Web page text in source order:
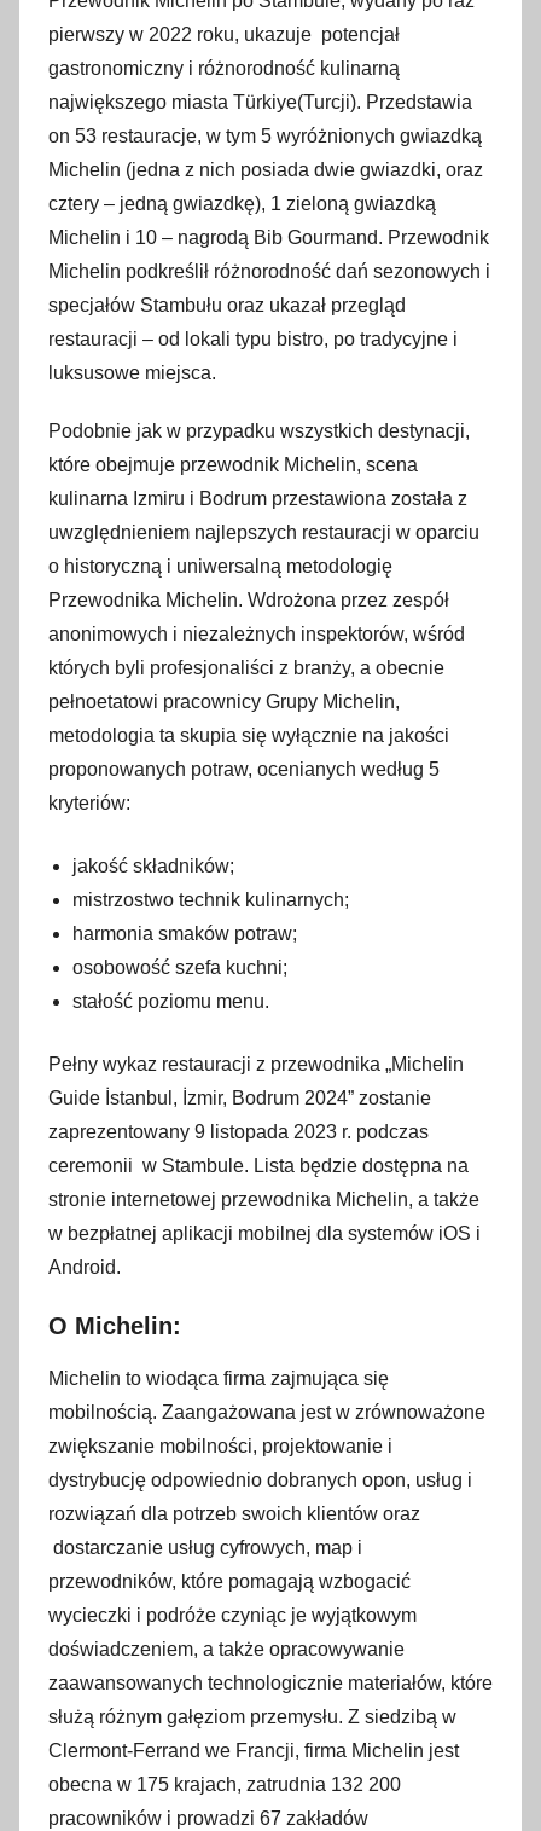
pierwszy w 2022 roku, ukazuje potencjał
gastronomiczny i różnorodność kulinarną
największego miasta Türkiye(Turcji). Przedstawia
on 53 restauracje, w tym 5 wyróżnionych gwiazdką
Michelin (jedna z nich posiada dwie gwiazdki, oraz
cztery – jedną gwiazdkę), 1 zieloną gwiazdką
Michelin i 10 – nagrodą Bib Gourmand. Przewodnik
Michelin podkreślił różnorodność dań sezonowych i
specjałów Stambułu oraz ukazał przegląd
restauracji – od lokali typu bistro, po tradycyjne i
luksusowe miejsca.
Podobnie jak w przypadku wszystkich destynacji,
które obejmuje przewodnik Michelin, scena
kulinarna Izmiru i Bodrum przestawiona została z
uwzględnieniem najlepszych restauracji w oparciu
o historyczną i uniwersalną metodologię
Przewodnika Michelin. Wdrożona przez zespół
anonimowych i niezależnych inspektorów, wśród
których byli profesjonaliści z branży, a obecnie
pełnoetatowi pracownicy Grupy Michelin,
metodologia ta skupia się wyłącznie na jakości
proponowanych potraw, ocenianych według 5
kryteriów:
jakość składników;
mistrzostwo technik kulinarnych;
harmonia smaków potraw;
osobowość szefa kuchni;
stałość poziomu menu.
Pełny wykaz restauracji z przewodnika „Michelin
Guide İstanbul, İzmir, Bodrum 2024” zostanie
zaprezentowany 9 listopada 2023 r. podczas
ceremonii w Stambule. Lista będzie dostępna na
stronie internetowej przewodnika Michelin, a także
w bezpłatnej aplikacji mobilnej dla systemów iOS i
Android.
O Michelin:
Michelin to wiodąca firma zajmująca się
mobilnością. Zaangażowana jest w zrównoważone
zwiększanie mobilności, projektowanie i
dystrybucję odpowiednio dobranych opon, usług i
rozwiązań dla potrzeb swoich klientów oraz
dostarczanie usług cyfrowych, map i
przewodników, które pomagają wzbogacić
wycieczki i podróże czyniąc je wyjątkowym
doświadczeniem, a także opracowywanie
zaawansowanych technologicznie materiałów, które
służą różnym gałęziom przemysłu. Z siedzibą w
Clermont-Ferrand we Francji, firma Michelin jest
obecna w 175 krajach, zatrudnia 132 200
pracowników i prowadzi 67 zakładów